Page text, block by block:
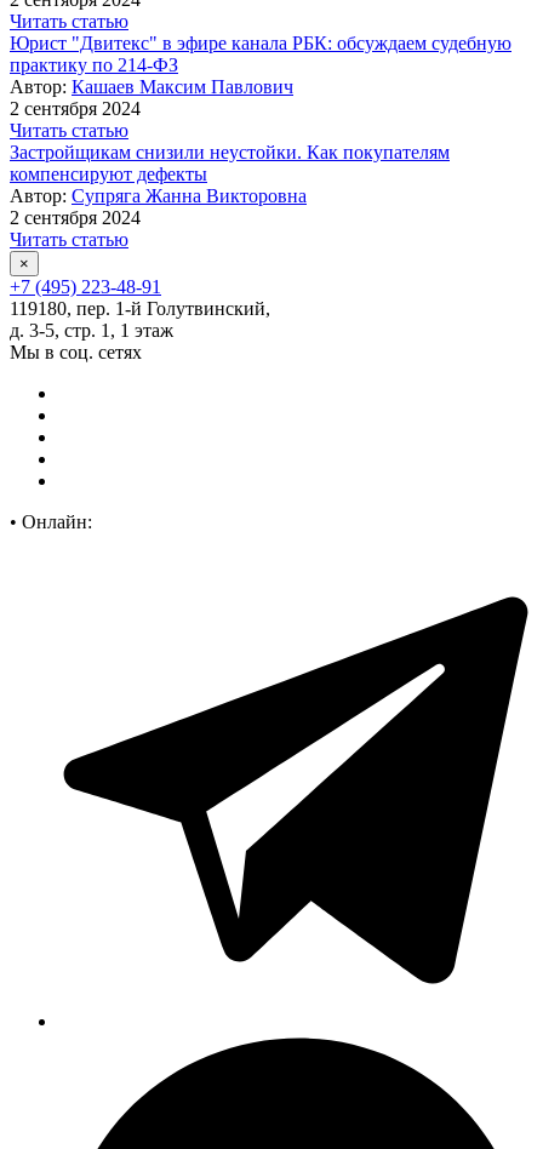
Читать статью
Юрист "Двитекс" в эфире канала РБК: обсуждаем судебную
практику по 214-ФЗ
Автор: Кашаев Максим Павлович
2 сентября 2024
Читать статью
Застройщикам снизили неустойки. Как покупателям
компенсируют дефекты
Автор: Супряга Жанна Викторовна
2 сентября 2024
Читать статью
×
+7 (495) 223-48-91
119180, пер. 1-й Голутвинский,
д. 3-5, стр. 1, 1 этаж
Мы в соц. сетях
• Онлайн: